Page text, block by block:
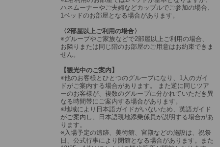
ハネムーナーやご夫婦などカップルでご参加の場合、
1ベッドのお部屋となる場合があります。
〈2部屋以上ご利用の場合〉
※グループやご家族などで2部屋以上ご利用の場合、
お隣りまたは同じ階のお部屋のご用意はお約束できま
せん。
【観光中のご案内】
※他のお客様とひとつのグループになり、1人のガイ
ドがご案内する場合があります。 また逆に同じツア
ーのお客様が、複数のグループに分かれていただき異
なる時間帯にご案内する場合があります。
※地域により日本語ガイドがいないため、英語ガイド
がご案内し、日本語現地添乗係員が説明する場合があ
ります。
※入場予定の遺跡、美術館、宮殿などの施設は、祝祭
日、公式行事により閉館となる場合があります。また